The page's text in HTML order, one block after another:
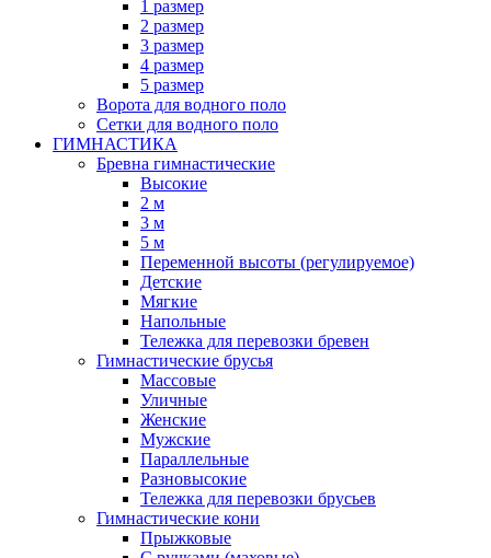
1 размер
2 размер
3 размер
4 размер
5 размер
Ворота для водного поло
Сетки для водного поло
ГИМНАСТИКА
Бревна гимнастические
Высокие
2 м
3 м
5 м
Переменной высоты (регулируемое)
Детские
Мягкие
Напольные
Тележка для перевозки бревен
Гимнастические брусья
Массовые
Уличные
Женские
Мужские
Параллельные
Разновысокие
Тележка для перевозки брусьев
Гимнастические кони
Прыжковые